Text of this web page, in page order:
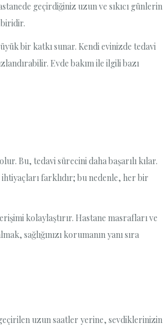
geçirdiğiniz uzun ve sıkıcı günlerin
biridir.
bir katkı sunar. Kendi evinizde tedavi
Evde bakım ile ilgili bazı
Bu, tedavi sürecini daha başarılı kılar.
farklıdır; bu nedenle, her bir
kolaylaştırır. Hastane masrafları ve
sağlığınızı korumanın yanı sıra
uzun saatler yerine, sevdiklerinizin